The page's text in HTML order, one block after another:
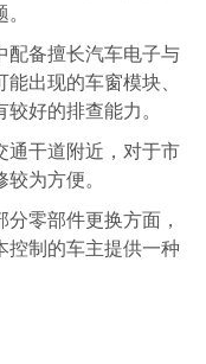
、奥迪车型见长，近
车电子系统诊断和发
年的德系品牌维修经
有系统性的认识，